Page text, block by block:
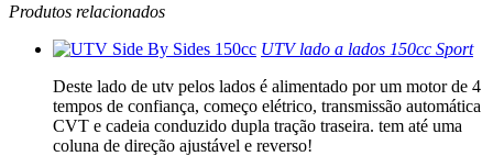
Produtos relacionados
UTV lado a lados 150cc Sport
Deste lado de utv pelos lados é alimentado por um motor de 4
tempos de confiança, começo elétrico, transmissão automática
CVT e cadeia conduzido dupla tração traseira. tem até uma
coluna de direção ajustável e reverso!